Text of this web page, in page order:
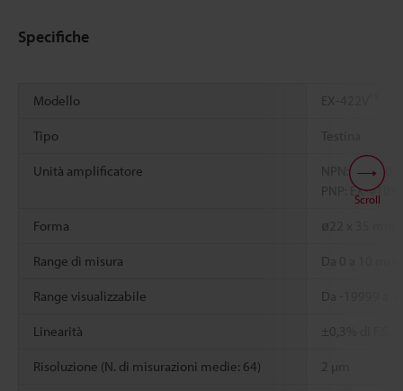
Specifiche
Modello EX-422V
Tipo Testina
Unità amplificatore
NPN: EX-V10
PNP: EX-V10P
Forma ø22 x 35 mm
Range di misura Da 0 a 10 mm
Range visualizzabile Da -19999 a
Linearità ±0,3% di F.S.
Risoluzione (N. di misurazioni medie: 64) 2 µm
Scroll